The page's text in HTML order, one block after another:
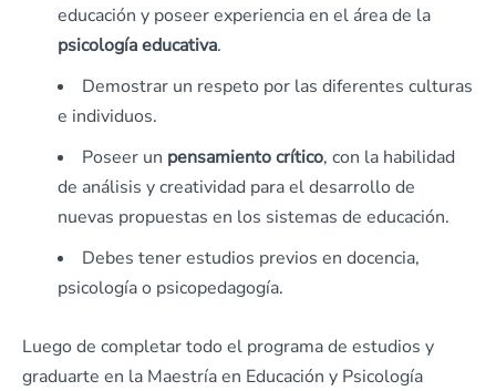
educación y poseer experiencia en el área de la
psicología educativa.
Demostrar un respeto por las diferentes culturas
e individuos.
Poseer un pensamiento crítico, con la habilidad
de análisis y creatividad para el desarrollo de
nuevas propuestas en los sistemas de educación.
Debes tener estudios previos en docencia,
psicología o psicopedagogía.
Luego de completar todo el programa de estudios y
graduarte en la Maestría en Educación y Psicología